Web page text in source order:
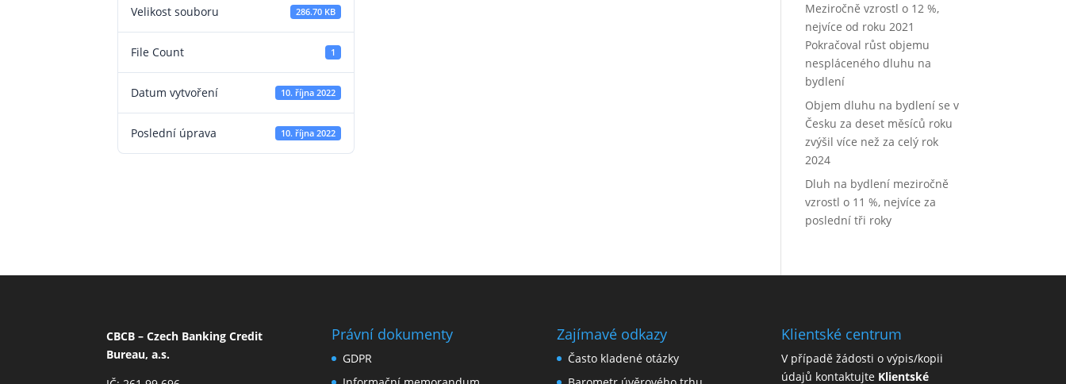
Velikost souboru 286.70 KB
File Count 1
Datum vytvoření 10. října 2022
Poslední úprava 10. října 2022
Meziročně vzrostl o 12 %,
nejvíce od roku 2021
Pokračoval růst objemu
nespláceného dluhu na
bydlení
Objem dluhu na bydlení se v
Česku za deset měsíců roku
zvýšil více než za celý rok
2024
Dluh na bydlení meziročně
vzrostl o 11 %, nejvíce za
poslední tři roky
CBCB – Czech Banking Credit
Bureau, a.s.
Právní dokumenty
GDPR
Zajímavé odkazy
Často kladené otázky
Klientské centrum
V případě žádosti o výpis/kopii
údajů kontaktujte Klientské